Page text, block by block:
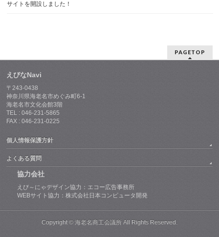
サイトを開設しました！
PAGETOP
えびなNavi
〒243-0438
神奈川県海老名市めぐみ町6-1
海老名市文化会館3階
TEL : 046-231-5865
FAX : 046-231-0225
個人情報保護方針
よくある質問
協力会社
えび～にゃデザイン協力：エコー広告事務所
WEBサイト協力：株式会社日本コンピュータ開発
Copyright © 海老名商工会議所 All Rights Reserved.